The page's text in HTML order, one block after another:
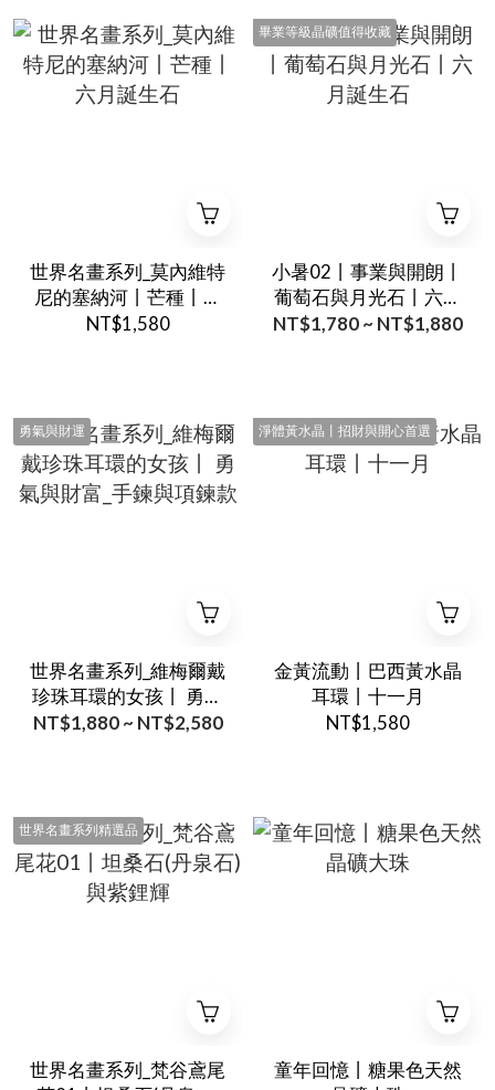
世界名畫系列_莫內維特
尼的塞納河丨芒種丨六
月誕生石
NT$1,580
畢業等級晶礦值得收藏
小暑02丨事業與開朗丨
葡萄石與月光石丨六月
誕生石
NT$1,780 ~ NT$1,880
勇氣與財運
世界名畫系列_維梅爾戴
珍珠耳環的女孩丨 勇氣
與財富_手鍊與項鍊款
NT$1,880 ~ NT$2,580
淨體黃水晶丨招財與開心首選
金黃流動丨巴西黃水晶
耳環丨十一月
NT$1,580
世界名畫系列精選品
世界名畫系列_梵谷鳶尾
童年回憶丨糖果色天然